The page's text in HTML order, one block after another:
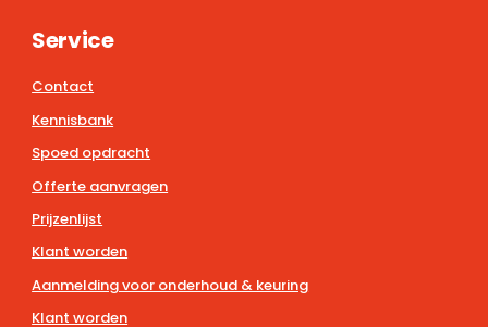
Service
Contact
Kennisbank
Spoed opdracht
Offerte aanvragen
Prijzenlijst
Klant worden
Aanmelding voor onderhoud & keuring
Klant worden